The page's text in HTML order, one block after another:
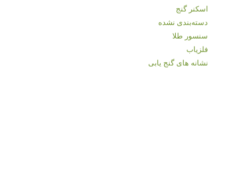
اسکنر گنج
دسته‌بندی نشده
سنسور طلا
فلزیاب
نشانه های گنج یابی